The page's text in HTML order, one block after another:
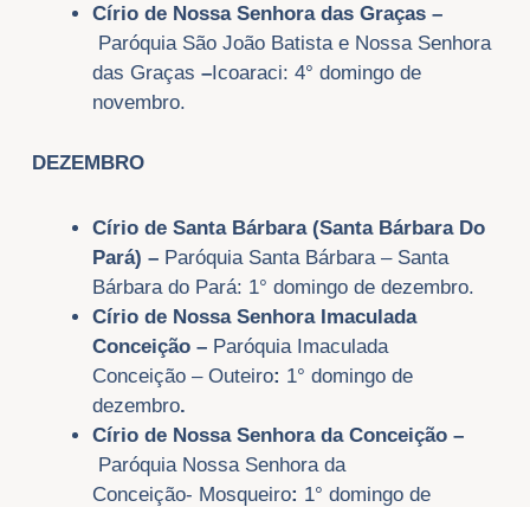
Círio de Nossa Senhora das Graças–
Paróquia São João Batista e Nossa Senhora
das Graças –Icoaraci: 4° domingo de
novembro.
DEZEMBRO
Círio de Santa Bárbara (Santa Bárbara Do
Pará) – Paróquia Santa Bárbara – Santa
Bárbara do Pará: 1° domingo de dezembro.
Círio de Nossa Senhora Imaculada
Conceição – Paróquia Imaculada
Conceição – Outeiro: 1° domingo de
dezembro.
Círio de Nossa Senhora da Conceição –
Paróquia Nossa Senhora da
Conceição- Mosqueiro: 1° domingo de